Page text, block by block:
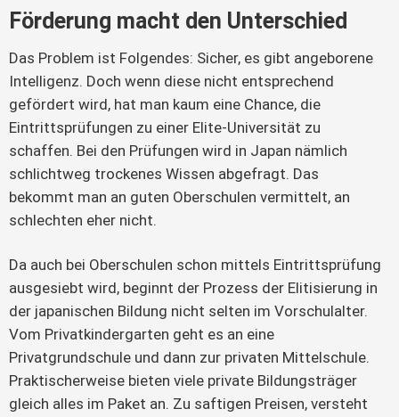
Förderung macht den Unterschied
Das Problem ist Folgendes: Sicher, es gibt angeborene
Intelligenz. Doch wenn diese nicht entsprechend
gefördert wird, hat man kaum eine Chance, die
Eintrittsprüfungen zu einer Elite-Universität zu
schaffen. Bei den Prüfungen wird in Japan nämlich
schlichtweg trockenes Wissen abgefragt. Das
bekommt man an guten Oberschulen vermittelt, an
schlechten eher nicht.
Da auch bei Oberschulen schon mittels Eintrittsprüfung
ausgesiebt wird, beginnt der Prozess der Elitisierung in
der japanischen Bildung nicht selten im Vorschulalter.
Vom Privatkindergarten geht es an eine
Privatgrundschule und dann zur privaten Mittelschule.
Praktischerweise bieten viele private Bildungsträger
gleich alles im Paket an. Zu saftigen Preisen, versteht